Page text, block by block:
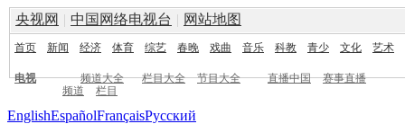
央视网 | 中国网络电视台 | 网站地图
首页 新闻 经济 体育 综艺 春晚 戏曲 音乐 科教 青少 文化 艺术
电视 频道大全 栏目大全 节目大全 直播中国
赛事直播
频道
栏目
EnglishEspañolFrançaisPусский